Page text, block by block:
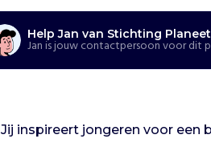
Help Jan van Stichting
Jan is jouw contactpersoon voor dit
Jij inspireert jongeren voor een